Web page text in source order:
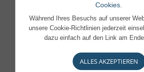
Ein verantwortliches
Dokumente &
KUNDE
Cookies.
Während Ihres Besuchs auf unserer
unsere Cookie-Richtlinien jederzeit
dazu einfach auf den Link am
ALLES AKZEPTIEREN